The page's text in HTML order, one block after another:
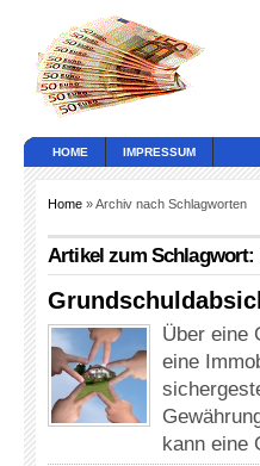
HOME IMPRESSUM
Home » Archiv nach Schlagworten
Artikel zum
Über eine
eine
kann eine